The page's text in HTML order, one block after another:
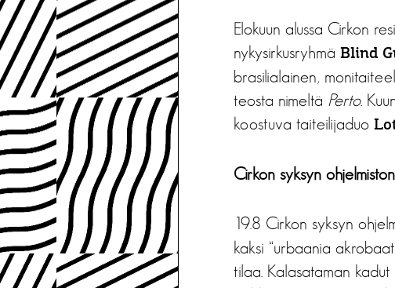
Elokuun alussa Cirkon
nykysirkusryhmä Blind
brasilialainen,
teosta nimeltä Perto.
koostuva taiteilijaduo
Cirkon syksyn
19.8 Cirkon syksyn
kaksi “urbaania
tilaa. Kalasataman